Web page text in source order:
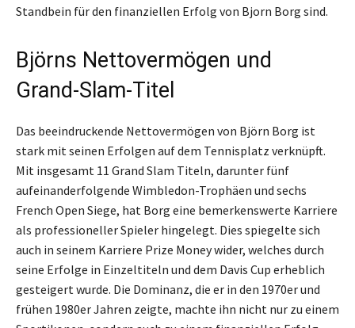
Standbein für den finanziellen Erfolg von Bjorn Borg sind.
Björns Nettovermögen und
Grand-Slam-Titel
Das beeindruckende Nettovermögen von Björn Borg ist
stark mit seinen Erfolgen auf dem Tennisplatz verknüpft.
Mit insgesamt 11 Grand Slam Titeln, darunter fünf
aufeinanderfolgende Wimbledon-Trophäen und sechs
French Open Siege, hat Borg eine bemerkenswerte Karriere
als professioneller Spieler hingelegt. Dies spiegelte sich
auch in seinem Karriere Prize Money wider, welches durch
seine Erfolge in Einzeltiteln und dem Davis Cup erheblich
gesteigert wurde. Die Dominanz, die er in den 1970er und
frühen 1980er Jahren zeigte, machte ihn nicht nur zu einem